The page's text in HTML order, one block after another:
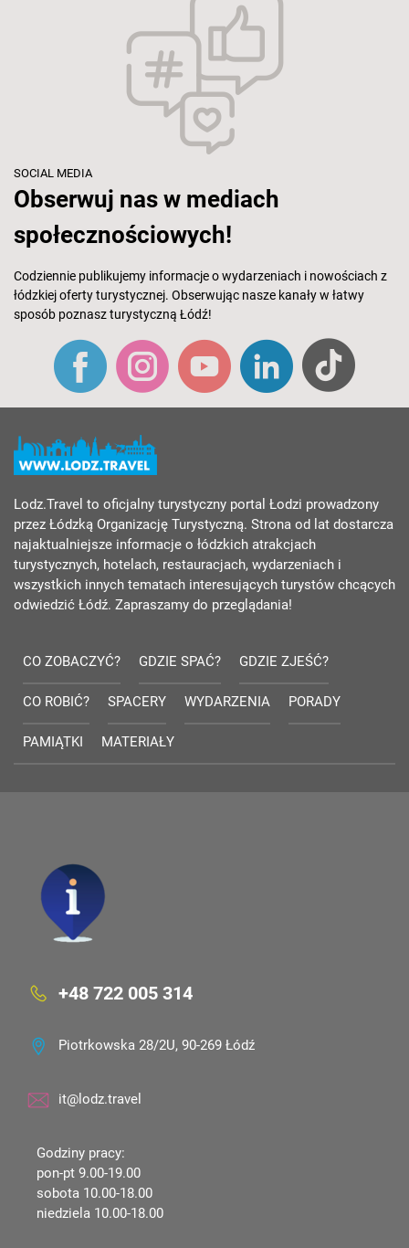
SOCIAL MEDIA
Obserwuj nas w mediach
społecznościowych!
Codziennie publikujemy informacje o wydarzeniach i nowościach z
łódzkiej oferty turystycznej. Obserwując nasze kanały w łatwy
sposób poznasz turystyczną Łódź!
Lodz.Travel to oficjalny turystyczny portal Łodzi prowadzony
przez Łódzką Organizację Turystyczną. Strona od lat dostarcza
najaktualniejsze informacje o łódzkich atrakcjach
turystycznych, hotelach, restauracjach, wydarzeniach i
wszystkich innych tematach interesujących turystów chcących
odwiedzić Łódź. Zapraszamy do przeglądania!
CO ZOBACZYĆ? GDZIE SPAĆ? GDZIE ZJEŚĆ?
CO ROBIĆ? SPACERY WYDARZENIA PORADY
PAMIĄTKI MATERIAŁY
+48 722 005 314
Piotrkowska 28/2U, 90-269 Łódź
it@lodz.travel
Godziny pracy:
pon-pt 9.00-19.00
sobota 10.00-18.00
niedziela 10.00-18.00